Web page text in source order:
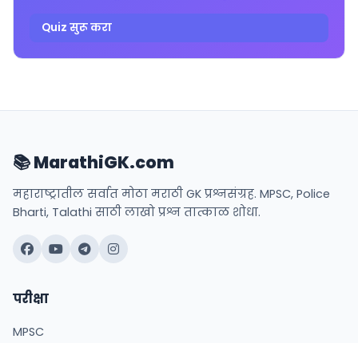
Quiz सुरू करा
📚 MarathiGK.com
महाराष्ट्रातील सर्वात मोठा मराठी GK प्रश्नसंग्रह. MPSC, Police
Bharti, Talathi साठी लाखो प्रश्न तात्काळ शोधा.
परीक्षा
MPSC